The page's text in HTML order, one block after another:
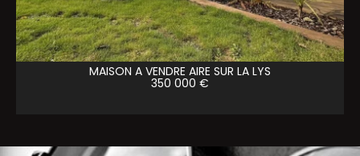
MAISON A VENDRE AIRE SUR LA LYS
350 000 €